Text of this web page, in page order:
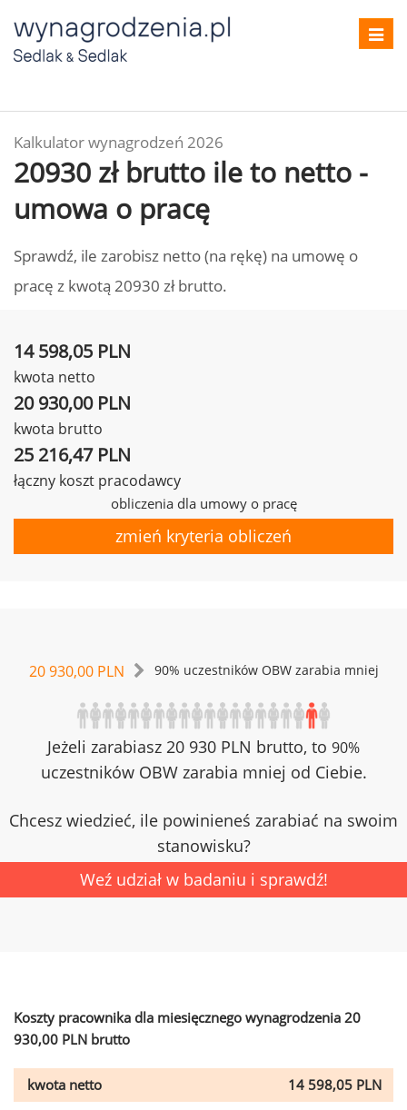
Kalkulator wynagrodzeń 2026
20930 zł brutto ile to netto -
umowa o pracę
Sprawdź, ile zarobisz netto (na rękę) na umowę o
pracę z kwotą 20930 zł brutto.
14 598,05 PLN
kwota netto
20 930,00 PLN
kwota brutto
25 216,47 PLN
łączny koszt pracodawcy
obliczenia dla umowy o pracę
zmień kryteria obliczeń
20 930,00 PLN 90% uczestników OBW zarabia mniej
Jeżeli zarabiasz 20 930 PLN brutto, to 90%
uczestników OBW zarabia mniej od Ciebie.
Chcesz wiedzieć, ile powinieneś zarabiać na swoim
stanowisku?
Weź udział w badaniu i sprawdź!
Koszty pracownika dla miesięcznego wynagrodzenia 20
930,00 PLN brutto
kwota netto
14 598,05 PLN